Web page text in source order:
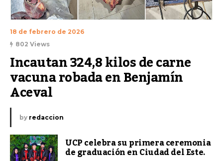
18 de febrero de 2026
802 Views
Incautan 324,8 kilos de carne
vacuna robada en Benjamín
Aceval
by redaccion
UCP celebra su primera ceremonia
de graduación en Ciudad del Este.